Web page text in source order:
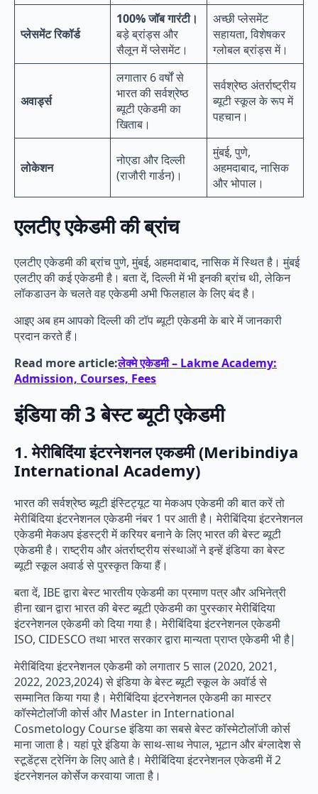
प्लेसमेंट रिकॉर्ड
100% जॉब गारंटी।
बड़े ब्रांड्स और
सैलून में प्लेसमेंट।
अच्छी प्लेसमेंट
सहायता, विशेषकर
ग्लोबल ब्रांड्स में।
अवार्ड्स
लगातार 6 वर्षों से
भारत की सर्वश्रेष्ठ
ब्यूटी एकेडमी का
खिताब।
सर्वश्रेष्ठ अंतर्राष्ट्रीय
ब्यूटी स्कूल के रूप में
पहचान।
लोकेशन
नोएडा और दिल्ली
(राजौरी गार्डन)।
मुंबई, पुणे,
अहमदाबाद, नासिक
और भोपाल।
एलटीए एकेडमी की ब्रांच
एलटीए एकेडमी की ब्रांच पुणे, मुंबई, अहमदाबाद, नासिक में स्थित है। मुंबई
एलटीए की कई एकेडमी है। बता दें, दिल्ली में भी इनकी ब्रांच थी, लेकिन
लॉकडाउन के चलते वह एकेडमी अभी फिलहाल के लिए बंद है।
आइए अब हम आपको दिल्ली की टॉप ब्यूटी एकेडमी के बारे में जानकारी
प्रदान करते हैं।
Read more article:लेक्मे एकेडमी – Lakme Academy:
Admission, Courses, Fees
इंडिया की 3 बेस्ट ब्यूटी एकेडमी
1. मेरीबिदिंया इंटरनेशनल एकडमी (Meribindiya
International Academy)
भारत की सर्वश्रेष्ठ ब्यूटी इंस्टिट्यूट या मेकअप एकेडमी की बात करें तो
मेरीबिंदिया इंटरनेशनल एकेडमी नंबर 1 पर आती है। मेरीबिंदिया इंटरनेशनल
एकेडमी मेकअप इंडस्ट्री में करियर बनाने के लिए भारत की बेस्ट ब्यूटी
एकेडमी है। राष्ट्रीय और अंतर्राष्ट्रीय संस्थाओं ने इन्हें इंडिया का बेस्ट
ब्यूटी स्कूल अवार्ड से पुरस्कृत किया हैं।
बता दें, IBE द्वारा बेस्ट भारतीय एकेडमी का प्रमाण पत्र और अभिनेत्री
हीना खान द्वारा भारत की बेस्ट ब्यूटी एकेडमी का पुरस्कार मेरीबिंदिया
इंटरनेशनल एकेडमी को दिया गया है। मेरीबिंदिया इंटरनेशनल एकेडमी
ISO, CIDESCO तथा भारत सरकार द्वारा मान्यता प्राप्त एकेडमी भी है|
मेरीबिंदिया इंटरनेशनल एकेडमी को लगातार 5 साल (2020, 2021,
2022, 2023,2024) से इंडिया के बेस्ट ब्यूटी स्कूल के अवॉर्ड से
सम्मानित किया गया है। मेरीबिंदिया इंटरनेशनल एकेडमी का मास्टर
कॉस्मेटोलॉजी कोर्स और Master in International
Cosmetology Course इंडिया का सबसे बेस्ट कॉस्मेटोलॉजी कोर्स
माना जाता है। यहां पूरे इंडिया के साथ-साथ नेपाल, भूटान और बंग्लादेश से
स्टूडेंट्स ट्रेनिंग के लिए आते है। मेरीबिंदिया इंटरनेशनल एकेडमी में 2
इंटरनेशनल कोर्सेज करवाया जाता है।